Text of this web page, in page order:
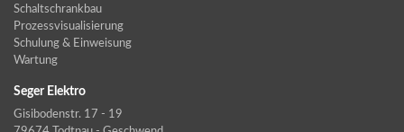
Schaltschrankbau
Prozessvisualisierung
Schulung & Einweisung
Wartung
Seger Elektro
Gisibodenstr. 17 - 19